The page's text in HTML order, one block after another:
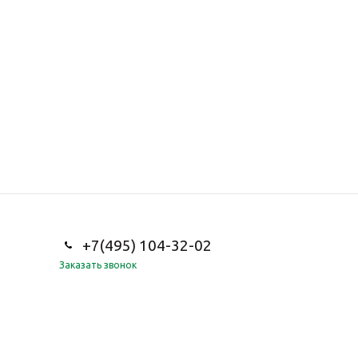
+7(495) 104-32-02
Заказать звонок